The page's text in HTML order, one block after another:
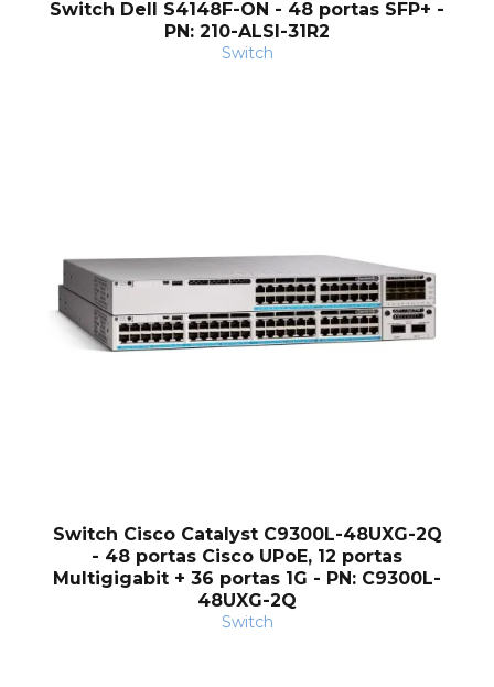
Switch Dell S4148F-ON - 48 portas SFP+ -
PN: 210-ALSI-31R2
Switch
Switch Cisco Catalyst C9300L-48UXG-2Q
- 48 portas Cisco UPoE, 12 portas
Multigigabit + 36 portas 1G - PN: C9300L-
48UXG-2Q
Switch